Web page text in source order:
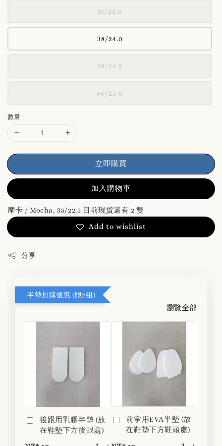
37/23.5
38/24.0
39/24.5
40/25.0
數量
立即購買
加入購物車
摩卡 / Mocha, 35/22.5 目前現貨還有 2 雙
Add to wishlist
分享
半墊加購優惠 (限2組)
瀏覽全部
後跟用乳膠半墊 (放
在鞋墊下方後跟處)
前掌用EVA半墊 (放
在鞋墊下方鞋頭處)